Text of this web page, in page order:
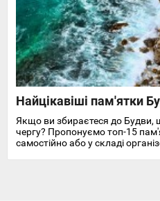
Найцікавіші пам'ятки
Якщо ви збираєтеся до Будви,
чергу? Пропонуємо топ-15
самостійно або у складі